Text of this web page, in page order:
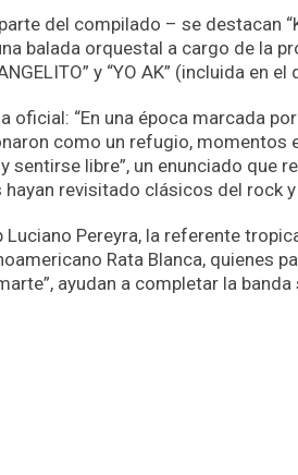
del compilado – se destacan
balada orquestal a cargo de la
y “YO AK” (incluida en el
oficial: “En una época marcada
como un refugio, momentos
sentirse libre”, un enunciado que
revisitado clásicos del rock y
Pereyra, la referente
Rata Blanca, quienes
ayudan a completar la